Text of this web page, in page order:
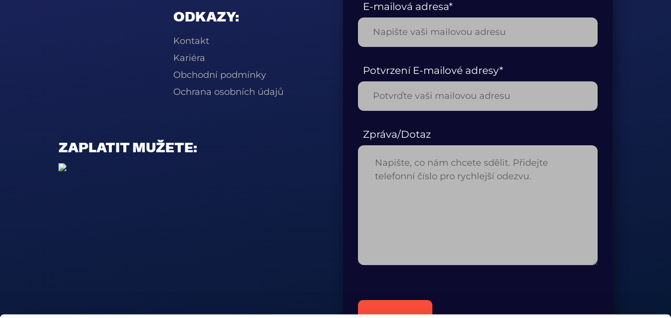
ODKAZY:
Kontakt
Kariéra
Obchodní podmínky
Ochrana osobních údajů
ZAPLATIT MUŽETE:
E-mailová adresa*
Potvrzení E-mailové adresy*
Zpráva/Dotaz